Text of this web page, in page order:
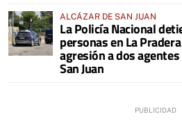
ALCÁZAR DE SAN JUAN
La Policía Nacional
personas en La
agresión a dos agentes
San Juan